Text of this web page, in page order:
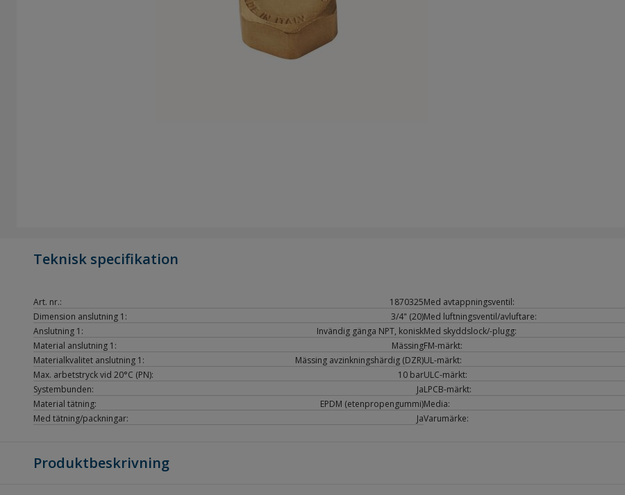
Teknisk specifikation
Art. nr.:
1870325
Dimension anslutning 1:
3/4" (20)
Anslutning 1:
Invändig gänga NPT, konisk
Material anslutning 1:
Mässing
Materialkvalitet anslutning 1:
Mässing avzinkningshärdig (DZR)
Max. arbetstryck vid 20°C (PN):
10 bar
Systembunden:
Ja
Material tätning:
EPDM (etenpropengummi)
Med tätning/packningar:
Ja
Med avtappningsventil:
Med luftningsventil/avluftare:
Med skyddslock/-plugg:
FM-märkt:
UL-märkt:
ULC-märkt:
LPCB-märkt:
Media:
Varumärke:
Produktbeskrivning